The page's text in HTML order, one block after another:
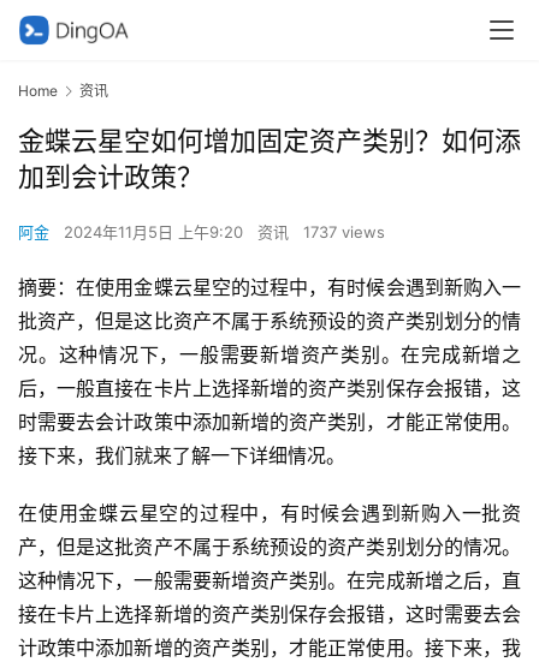
Home 资讯
金蝶云星空如何增加固定资产类别？如何添
加到会计政策？
阿金 2024年11月5日 上午9:20 资讯 1737 views
摘要：在使用金蝶云星空的过程中，有时候会遇到新购入一
批资产，但是这比资产不属于系统预设的资产类别划分的情
况。这种情况下，一般需要新增资产类别。在完成新增之
后，一般直接在卡片上选择新增的资产类别保存会报错，这
时需要去会计政策中添加新增的资产类别，才能正常使用。
接下来，我们就来了解一下详细情况。
在使用金蝶云星空的过程中，有时候会遇到新购入一批资
产，但是这批资产不属于系统预设的资产类别划分的情况。
这种情况下，一般需要新增资产类别。在完成新增之后，直
接在卡片上选择新增的资产类别保存会报错，这时需要去会
计政策中添加新增的资产类别，才能正常使用。接下来，我